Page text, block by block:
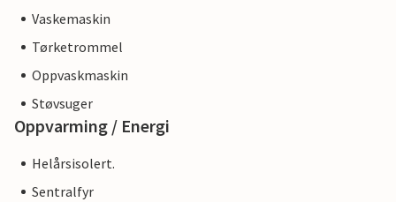
Vaskemaskin
Tørketrommel
Oppvaskmaskin
Støvsuger
Oppvarming / Energi
Helårsisolert.
Sentralfyr